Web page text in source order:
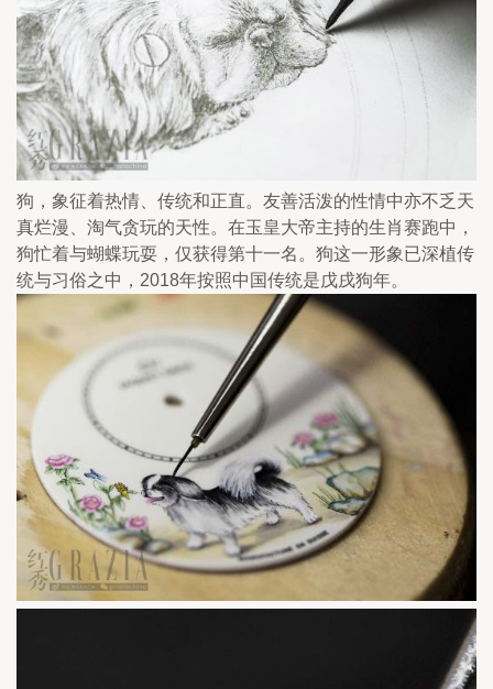
狗，象征着热情、传统和正直。友善活泼的性情中亦不乏天
真烂漫、淘气贪玩的天性。在玉皇大帝主持的生肖赛跑中，
狗忙着与蝴蝶玩耍，仅获得第十一名。狗这一形象已深植传
统与习俗之中，2018年按照中国传统是戊戌狗年。